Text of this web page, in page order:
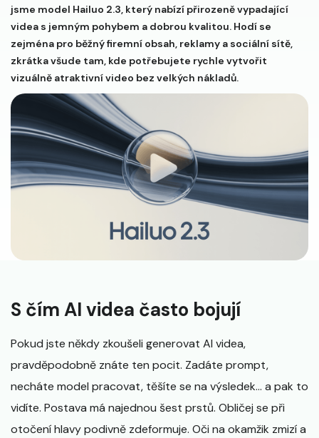
jsme model Hailuo 2.3, který nabízí přirozeně vypadající
videa s jemným pohybem a dobrou kvalitou. Hodí se
zejména pro běžný firemní obsah, reklamy a sociální sítě,
zkrátka všude tam, kde potřebujete rychle vytvořit
vizuálně atraktivní video bez velkých nákladů.
S čím AI videa často bojují
Pokud jste někdy zkoušeli generovat AI videa,
pravděpodobně znáte ten pocit. Zadáte prompt,
necháte model pracovat, těšíte se na výsledek... a pak to
vidíte. Postava má najednou šest prstů. Obličej se při
otočení hlavy podivně zdeformuje. Oči na okamžik zmizí a